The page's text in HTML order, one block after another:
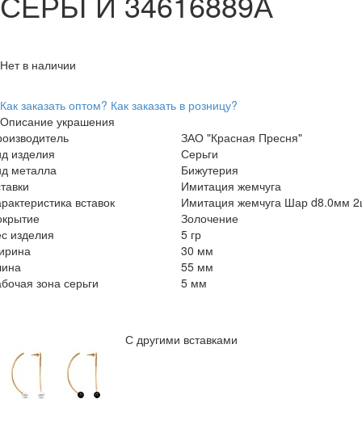
Нет в наличии
Как заказать оптом? Как заказать в розницу?
Описание украшения
ЗАО "Красная Пресня"
изделия
Серьги
металла
Бижутерия
Имитация жемчуга
вставок
Имитация жемчуга Шар d8.0мм
Золочение
изделия
5 гр
30 мм
55 мм
зона серьги
5 мм
С другими вставками